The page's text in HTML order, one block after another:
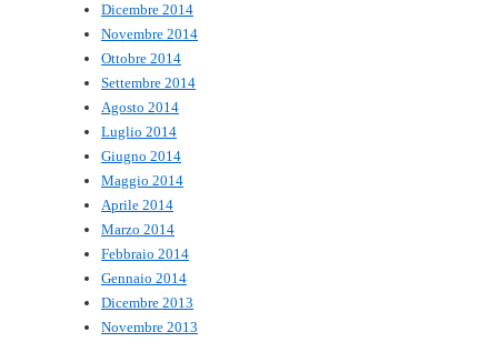
Dicembre 2014
Novembre 2014
Ottobre 2014
Settembre 2014
Agosto 2014
Luglio 2014
Giugno 2014
Maggio 2014
Aprile 2014
Marzo 2014
Febbraio 2014
Gennaio 2014
Dicembre 2013
Novembre 2013